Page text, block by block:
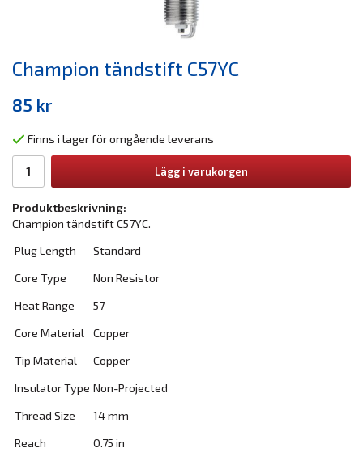
Champion tändstift C57YC
85 kr
Finns i lager för omgående leverans
Lägg i varukorgen
Produktbeskrivning:
Champion tändstift C57YC.
Plug Length
Standard
Core Type
Non Resistor
Heat Range
57
Core Material
Copper
Tip Material
Copper
Insulator Type Non-Projected
Thread Size
14 mm
Reach
0.75 in